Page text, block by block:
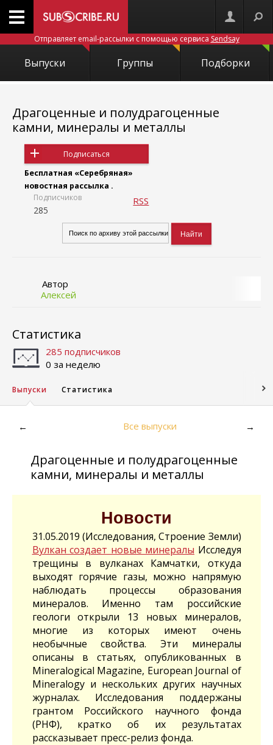
Отправляет email-рассылки с помощью сервиса Sendsay
Выпуски Группы Подборки
Драгоценные и полудрагоценные
камни, минералы и металлы
Подписаться
Бесплатная «Серебряная»
новостная рассылка .
Подписчиков
285
RSS
Автор
Алексей
Статистика
285 подписчиков
0 за неделю
Выпуски Статистика
← Все выпуски →
Драгоценные и полудрагоценные
камни, минералы и металлы
Новости
31.05.2019 (Исследования, Строение Земли)
Вулкан создает новые минералы Исследуя
трещины в вулканах Камчатки, откуда
выходят горячие газы, можно напрямую
наблюдать процессы образования
минералов. Именно там российские
геологи открыли 13 новых минералов,
многие из которых имеют очень
необычные свойства. Эти минералы
описаны в статьях, опубликованных в
Mineralogical Magazine, European Journal of
Mineralogy и нескольких других научных
журналах. Исследования поддержаны
грантом Российского научного фонда
(РНФ), кратко об их результатах
рассказывает пресс-релиз фонда.